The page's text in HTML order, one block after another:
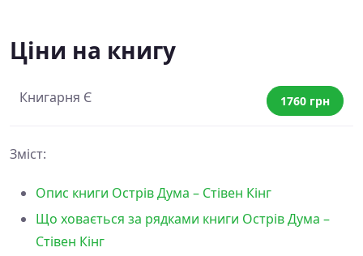
Ціни на книгу
Книгарня Є 1760 грн
Зміст:
Опис книги Острів Дума – Стівен Кінг
Що ховається за рядками книги Острів Дума –
Стівен Кінг